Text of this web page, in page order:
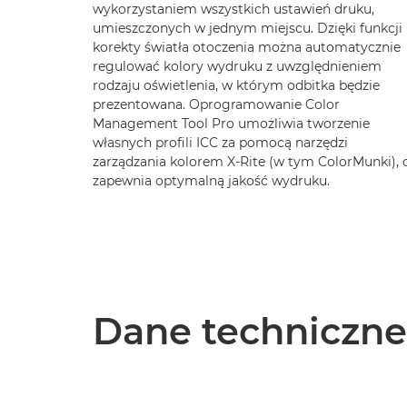
wykorzystaniem wszystkich ustawień druku,
umieszczonych w jednym miejscu. Dzięki funkcji
korekty światła otoczenia można automatycznie
regulować kolory wydruku z uwzględnieniem
rodzaju oświetlenia, w którym odbitka będzie
prezentowana. Oprogramowanie Color
Management Tool Pro umożliwia tworzenie
własnych profili ICC za pomocą narzędzi
zarządzania kolorem X-Rite (w tym ColorMunki),
zapewnia optymalną jakość wydruku.
Dane techniczne